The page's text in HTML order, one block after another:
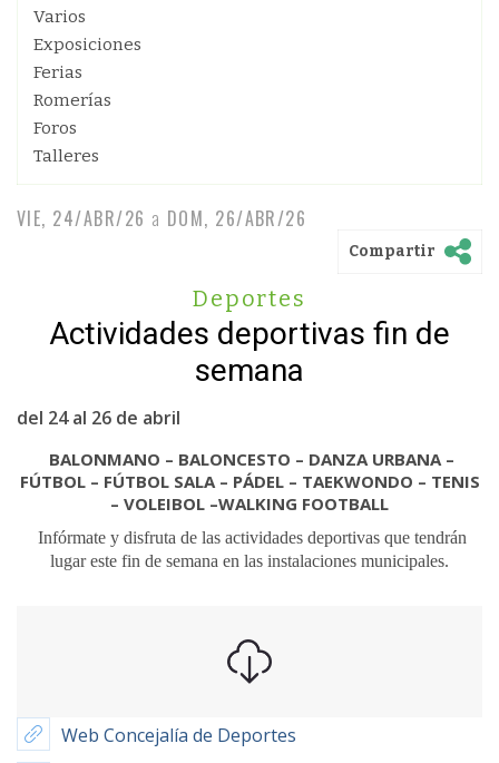
Varios
Exposiciones
Ferias
Romerías
Foros
Talleres
VIE, 24/ABR/26 a DOM, 26/ABR/26
Compartir
Deportes
Actividades deportivas fin de
semana
del 24 al 26 de abril
BALONMANO – BALONCESTO – DANZA URBANA –
FÚTBOL – FÚTBOL SALA – PÁDEL – TAEKWONDO – TENIS
– VOLEIBOL –WALKING FOOTBALL
Infórmate y disfruta de las actividades deportivas que tendrán
lugar este fin de semana en las instalaciones municipales.
Web Concejalía de Deportes